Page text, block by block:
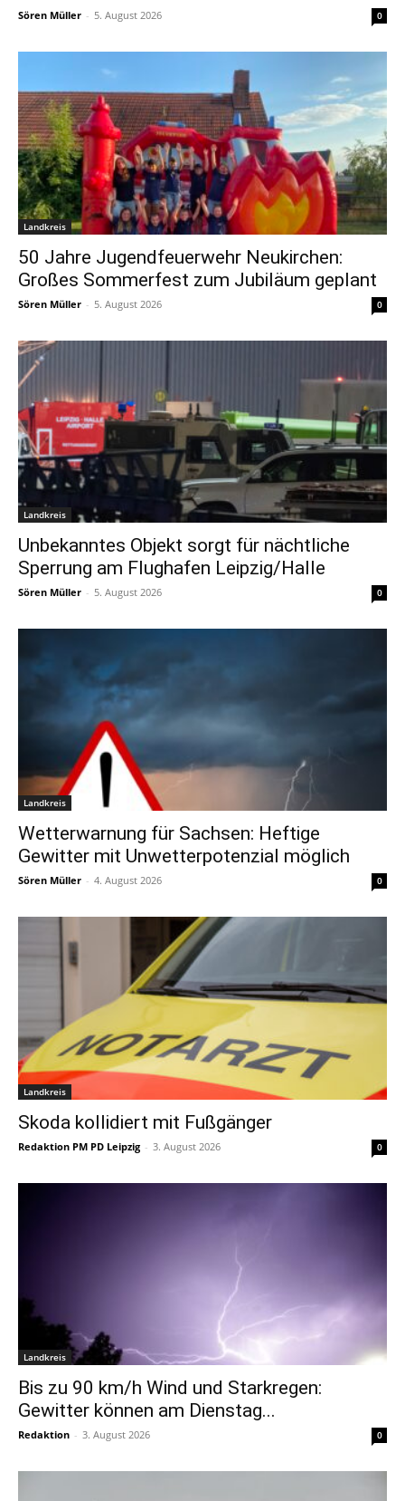
Sören Müller - 5. August 2026 0
Landkreis
50 Jahre Jugendfeuerwehr Neukirchen:
Großes Sommerfest zum Jubiläum geplant
Sören Müller - 5. August 2026 0
Landkreis
Unbekanntes Objekt sorgt für nächtliche
Sperrung am Flughafen Leipzig/Halle
Sören Müller - 5. August 2026 0
Landkreis
Wetterwarnung für Sachsen: Heftige
Gewitter mit Unwetterpotenzial möglich
Sören Müller - 4. August 2026 0
Landkreis
Skoda kollidiert mit Fußgänger
Redaktion PM PD Leipzig - 3. August 2026 0
Landkreis
Bis zu 90 km/h Wind und Starkregen:
Gewitter können am Dienstag...
Redaktion - 3. August 2026 0